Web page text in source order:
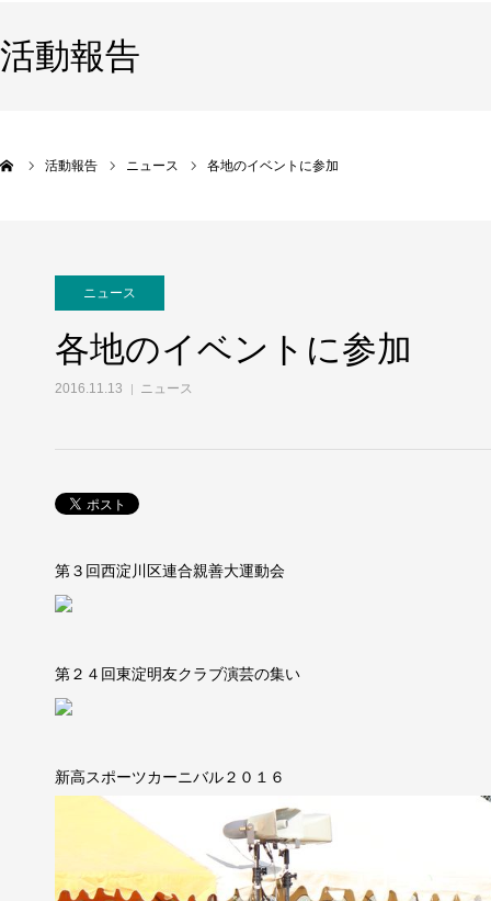
活動報告
活動報告 ニュース 各地のイベントに参加
ニュース
各地のイベントに参加
2016.11.13 ニュース
第３回西淀川区連合親善大運動会
第２４回東淀明友クラブ演芸の集い
新高スポーツカーニバル２０１６